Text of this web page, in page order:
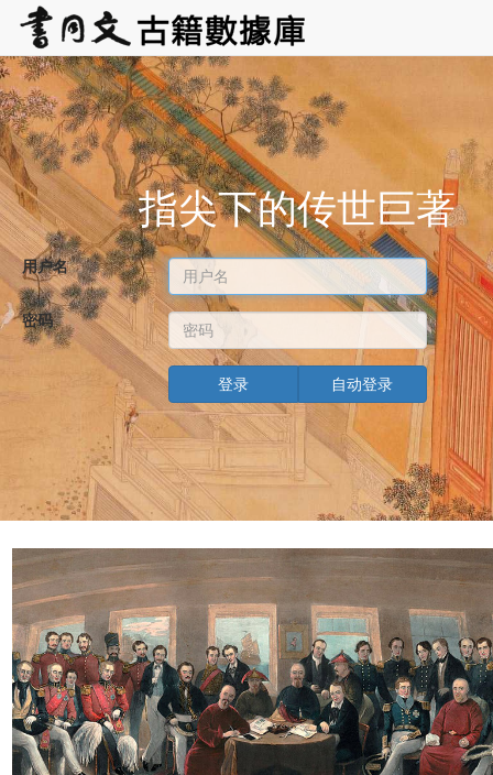
指尖下的传世巨著
用户名
密码
登录 自动登录